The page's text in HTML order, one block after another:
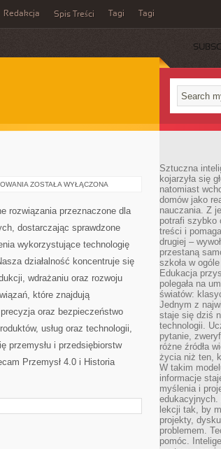
Redakcja Spis Treści Tagi Tagi
HISTORIA
ZOSTAŁA WYŁĄCZONA
rozwiązania przeznaczone dla
dostarczając sprawdzone
wykorzystujące technologię
działalność koncentruje się
wdrażaniu oraz rozwoju
które znajdują
oraz bezpieczeństwo
usług oraz technologii,
przemysłu i przedsiębiorstw
Przemysł 4.0 i Historia
Sztuczna
kojarzyła się
natomiast
domów jako
nauczania. Z
potrafi szybko
treści i
drugiej –
przestaną
szkoła w
Edukacja
polegała na
światów:
Jednym z
staje się dziś
technologii.
pytanie,
różne źródła
życia niż ten,
W takim
informacje
myślenia i
edukacyjnych.
lekcji tak, by
projekty,
problemem.
pomóc.